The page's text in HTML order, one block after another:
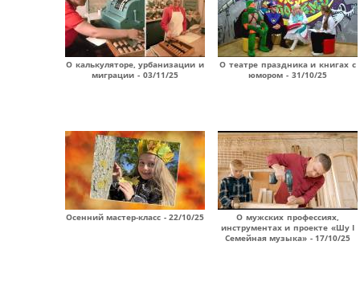
О калькуляторе, урбанизации и
миграции - 03/11/25
О театре праздника и книгах с
юмором - 31/10/25
Осенний мастер-класс - 22/10/25
О мужских профессиях,
инструментах и проекте «Шу I
Семейная музыка» - 17/10/25